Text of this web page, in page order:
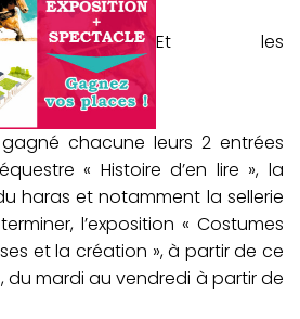
Et les
chacune leurs 2 entrées
« Histoire d’en lire », la
haras et notamment la sellerie
l’exposition « Costumes
et la création », à partir de ce
du mardi au vendredi à partir de